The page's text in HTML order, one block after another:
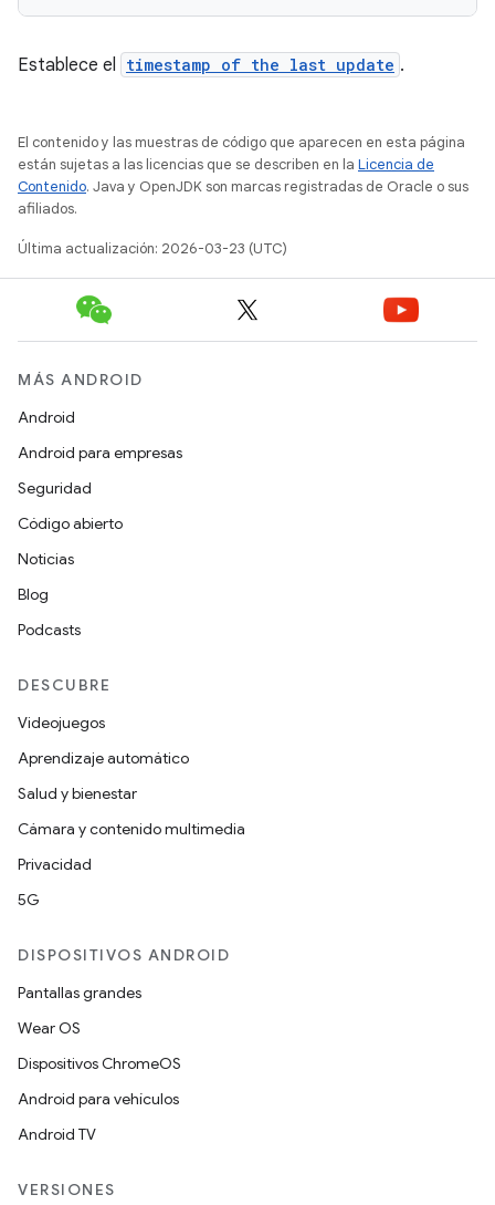
Establece el timestamp of the last update .
El contenido y las muestras de código que aparecen en esta página
están sujetas a las licencias que se describen en la Licencia de
Contenido. Java y OpenJDK son marcas registradas de Oracle o sus
afiliados.
Última actualización: 2026-03-23 (UTC)
MÁS ANDROID
Android
Android para empresas
Seguridad
Código abierto
Noticias
Blog
Podcasts
DESCUBRE
Videojuegos
Aprendizaje automático
Salud y bienestar
Cámara y contenido multimedia
Privacidad
5G
DISPOSITIVOS ANDROID
Pantallas grandes
Wear OS
Dispositivos ChromeOS
Android para vehículos
Android TV
VERSIONES